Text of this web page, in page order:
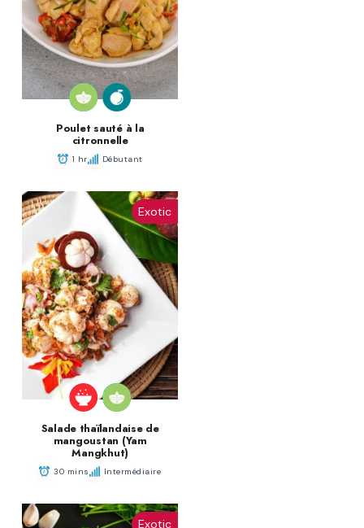
Poulet sauté à la
citronnelle
1 hr Débutant
Exotic
Salade thaïlandaise de
mangoustan (Yam
Mangkhut)
30 mins Intermédiaire
Exotic